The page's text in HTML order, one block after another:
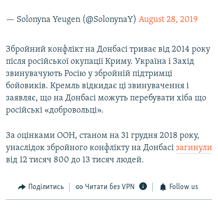
— Solonyna Yeugen (@SolonynaY) August 28, 2019
Збройний конфлікт на Донбасі триває від 2014 року
після російської окупації Криму. Україна і Захід
звинувачують Росію у збройній підтримці
бойовиків. Кремль відкидає ці звинувачення і
заявляє, що на Донбасі можуть перебувати хіба що
російські «добровольці».
За оцінками ООН, станом на 31 грудня 2018 року,
унаслідок збройного конфлікту на Донбасі загинули
від 12 тисяч 800 до 13 тисяч людей.
Поділитись Читати без VPN Follow us